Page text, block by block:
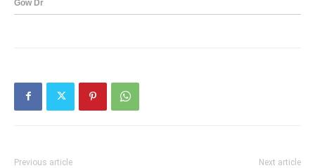
Previous article Next article